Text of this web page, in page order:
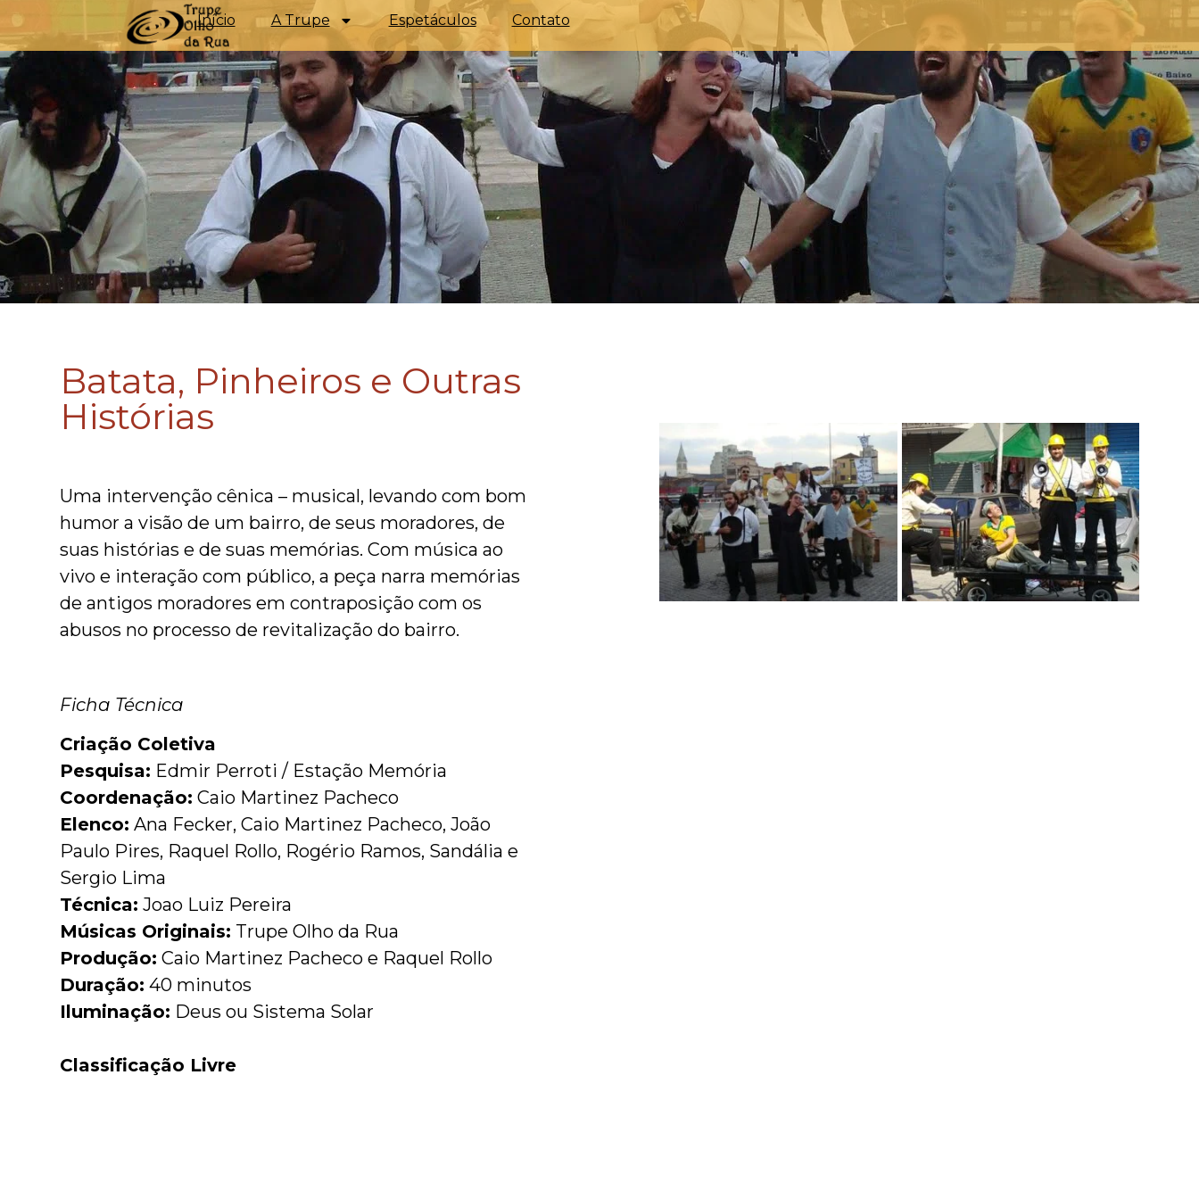
Início A Trupe Espetáculos Contato
Batata, Pinheiros e Outras
Histórias
Uma intervenção cênica – musical, levando com bom
humor a visão de um bairro, de seus moradores, de
suas histórias e de suas memórias. Com música ao
vivo e interação com público, a peça narra memórias
de antigos moradores em contraposição com os
abusos no processo de revitalização do bairro.
Ficha Técnica
Criação Coletiva
Pesquisa: Edmir Perroti / Estação Memória
Coordenação: Caio Martinez Pacheco
Elenco: Ana Fecker, Caio Martinez Pacheco, João
Paulo Pires, Raquel Rollo, Rogério Ramos, Sandália e
Sergio Lima
Técnica: Joao Luiz Pereira
Músicas Originais: Trupe Olho da Rua
Produção: Caio Martinez Pacheco e Raquel Rollo
Duração: 40 minutos
Iluminação: Deus ou Sistema Solar
Classificação Livre